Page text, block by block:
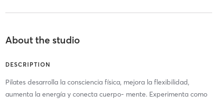
About the studio
DESCRIPTION
Pilates desarrolla la consciencia física, mejora la flexibilidad,
aumenta la energía y conecta cuerpo- mente. Experimenta como